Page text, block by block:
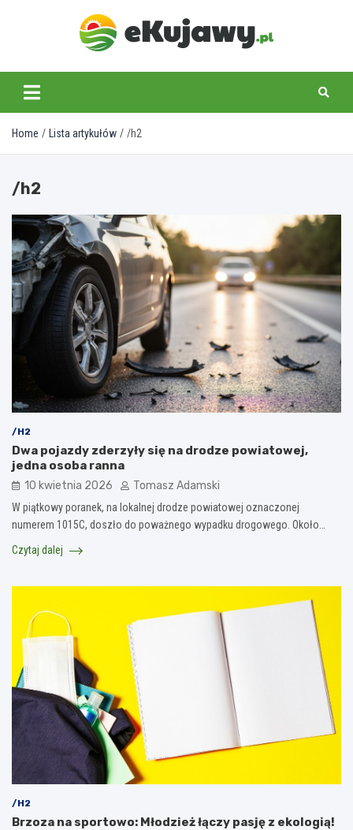
ekujawy.pl
Home Lista artykułów /h2
/h2
/H2
Dwa pojazdy zderzyły się na drodze powiatowej,
jedna osoba ranna
10 kwietnia 2026 Tomasz Adamski
W piątkowy poranek, na lokalnej drodze powiatowej oznaczonej
numerem 1015C, doszło do poważnego wypadku drogowego. Około…
Czytaj dalej
/H2
Brzoza na sportowo: Młodzież łączy pasję z ekologią!